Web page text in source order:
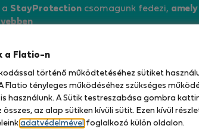
a StayProtection csomagunk fedezi, amely
lepedők). Sajátot kell hoznia.
a Flatio-n
történő működtetéséhez sütiket
Flatio tényleges működéséhez szükséges
használunk. A Sütik testreszabása gombra
az alap sütiken kívüli sütit. Ezen kívül
adatvédelmével foglalkozó külön oldalon.